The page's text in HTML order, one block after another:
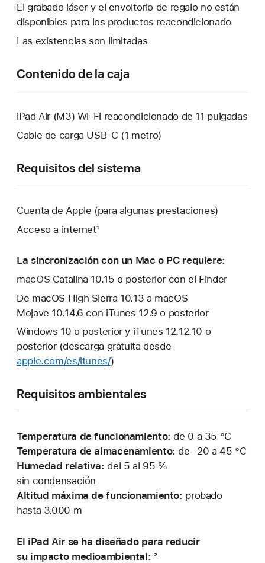
nueva.
abrirá
una
El grabado láser y el envoltorio de regalo no están
disponibles para los productos reacondicionado
Las existencias son limitadas
Contenido de la caja
iPad Air (M3) Wi-Fi reacondicionado de 11 pulgadas
Cable de carga USB‑C (1 metro)
Requisitos del sistema
Cuenta de Apple (para algunas prestaciones)
Acceso a internet¹
La sincronización con un Mac o PC requiere:
macOS Catalina 10.15 o posterior con el Finder
De macOS High Sierra 10.13 a macOS
Mojave 10.14.6 con iTunes 12.9 o posterior
Windows 10 o posterior y iTunes 12.12.10 o
posterior (descarga gratuita desde
apple.com/es/itunes/)
Requisitos ambientales
Temperatura de funcionamiento: de 0 a 35 °C
Temperatura de almacenamiento: de -20 a 45 °C
Humedad relativa: del 5 al 95 %
sin condensación
Altitud máxima de funcionamiento: probado
hasta 3.000 m
El iPad Air se ha diseñado para reducir
su impacto medioambiental: ²